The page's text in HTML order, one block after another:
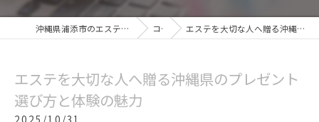
沖縄県浦添市のエステなら箔haku,private my room コラム エステを大切な人へ贈る沖縄県のプレゼント選び方と体験の魅力
エステを大切な人へ贈る沖縄県のプレゼント
選び方と体験の魅力
2025/10/31